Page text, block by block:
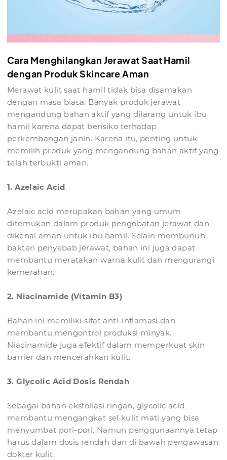
Cara Menghilangkan Jerawat Saat Hamil
dengan Produk Skincare Aman
Merawat kulit saat hamil tidak bisa disamakan
dengan masa biasa. Banyak produk jerawat
mengandung bahan aktif yang dilarang untuk ibu
hamil karena dapat berisiko terhadap
perkembangan janin. Karena itu, penting untuk
memilih produk yang mengandung bahan aktif yang
telah terbukti aman.
1. Azelaic Acid
Azelaic acid merupakan bahan yang umum
ditemukan dalam produk pengobatan jerawat dan
dikenal aman untuk ibu hamil. Selain membunuh
bakteri penyebab jerawat, bahan ini juga dapat
membantu meratakan warna kulit dan mengurangi
kemerahan.
2. Niacinamide (Vitamin B3)
Bahan ini memiliki sifat anti-inflamasi dan
membantu mengontrol produksi minyak.
Niacinamide juga efektif dalam memperkuat skin
barrier dan mencerahkan kulit.
3. Glycolic Acid Dosis Rendah
Sebagai bahan eksfoliasi ringan, glycolic acid
membantu mengangkat sel kulit mati yang bisa
menyumbat pori-pori. Namun penggunaannya tetap
harus dalam dosis rendah dan di bawah pengawasan
dokter kulit.